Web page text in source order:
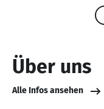
Über uns
Alle Infos ansehen